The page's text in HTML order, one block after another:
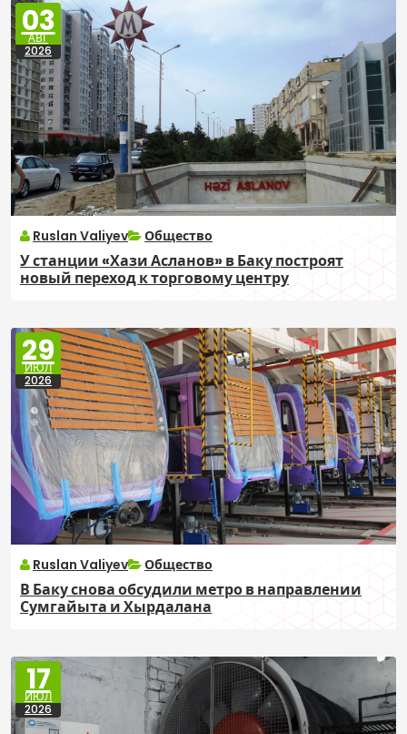
03
АВГ
2026
Ruslan Valiyev Общество
У станции «Хази Асланов» в Баку построят
новый переход к торговому центру
29
ИЮЛ
2026
Ruslan Valiyev Общество
В Баку снова обсудили метро в направлении
Сумгайыта и Хырдалана
17
ИЮЛ
2026